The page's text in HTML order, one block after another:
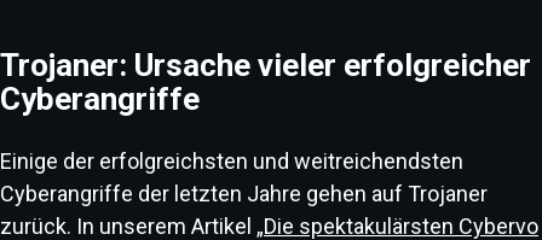
Trojaner: Ursache vieler erfolgreicher
Cyberangriffe
Einige der erfolgreichsten und weitreichendsten
Cyberangriffe der letzten Jahre gehen auf Trojaner
zurück. In unserem Artikel „Die spektakulärsten Cybervo